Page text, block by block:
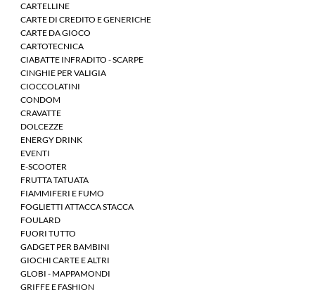
CARTELLINE
CARTE DI CREDITO E GENERICHE
CARTE DA GIOCO
CARTOTECNICA
CIABATTE INFRADITO - SCARPE
CINGHIE PER VALIGIA
CIOCCOLATINI
CONDOM
CRAVATTE
DOLCEZZE
ENERGY DRINK
EVENTI
E-SCOOTER
FRUTTA TATUATA
FIAMMIFERI E FUMO
FOGLIETTI ATTACCA STACCA
FOULARD
FUORI TUTTO
GADGET PER BAMBINI
GIOCHI CARTE E ALTRI
GLOBI - MAPPAMONDI
GRIFFE E FASHION